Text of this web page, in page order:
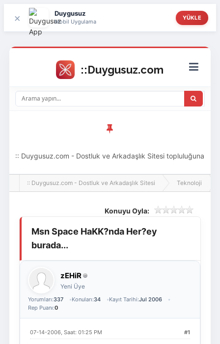
× Duygusuz
Mobil Uygulama
YÜKLE
Giriş Yap Üye Ol
:: Duygusuz.com - Dostluk ve Arkadaşlık Sitesi topluluğuna
hoş geldin ziyaretçi! Aramıza katılmak istersen kayıt
:: Duygusuz.com - Dostluk ve Arkadaşlık Sitesi Teknoloji
Konuyu Oyla:
Msn Space HaKK?nda Her?ey
burada...
zEHiR
Yeni Üye
Yorumları:337 Konuları:34 Kayıt Tarihi:Jul 2006
Rep Puanı:0
#1
07-14-2006, Saat: 01:25 PM